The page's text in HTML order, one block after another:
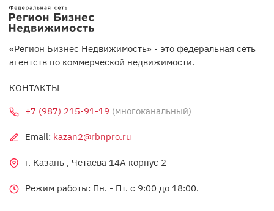
«Регион Бизнес Недвижимость» - это федеральная сеть
агентств по коммерческой недвижимости.
КОНТАКТЫ
+7 (987) 215-91-19 (многоканальный)
Email: kazan2@rbnpro.ru
г. Казань , Четаева 14А корпус 2
Режим работы: Пн. - Пт. c 9:00 до 18:00.